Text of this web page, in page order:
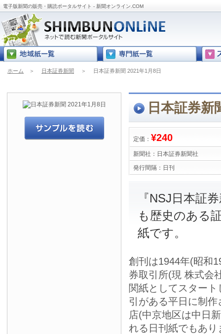
電子版新聞の販売・購読ポータルサイト - 新聞オンライン.COM
ホーム ＞ 日本証券新聞 ＞ 日本証券新聞 2021年1月8日
日本証券新
定価： ¥240
新聞社： 日本証券新聞社
発行間隔： 日刊
『NSJ日本証
も歴史のある
紙です。
創刊は1944年(昭和
券取引所(現 株式会
関紙としてスター
引がある平日に制
店(中京地区は中日
れる日刊紙でもあり